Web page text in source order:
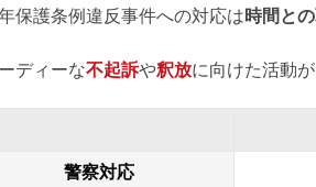
保護条例違反事件への対応は時間と
ディーな不起訴や釈放に向けた活動
警察対応